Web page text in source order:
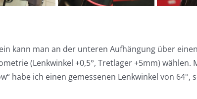
kann man an der unteren Aufhängung über
(Lenkwinkel +0,5°, Tretlager +5mm)
habe ich einen gemessenen Lenkwinkel von 64°,